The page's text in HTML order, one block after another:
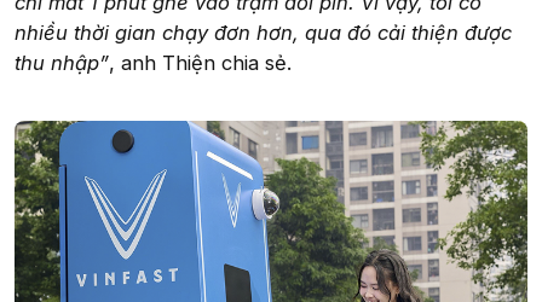
nhiều thời gian chạy đơn hơn, qua đó cải thiện được
thu nhập”, anh Thiện chia sẻ.